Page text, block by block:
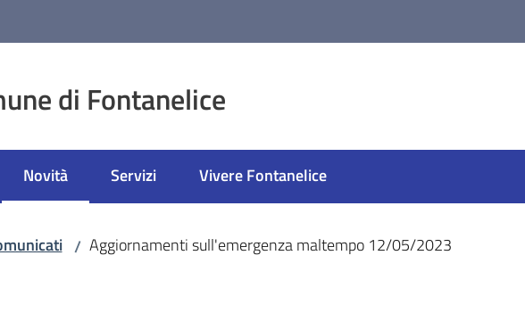
di Fontanelice
Novità
Menu selezionato
Servizi Vivere Fontanelice
/ Aggiornamenti sull'emergenza maltempo 12/05/2023